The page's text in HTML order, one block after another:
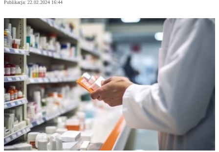
Publikacja: 22.02.2024 16:44